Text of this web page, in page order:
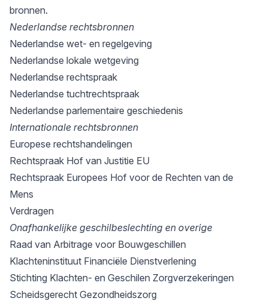
bronnen.
Nederlandse rechtsbronnen
Nederlandse wet- en regelgeving
Nederlandse lokale wetgeving
Nederlandse rechtspraak
Nederlandse tuchtrechtspraak
Nederlandse parlementaire geschiedenis
Internationale rechtsbronnen
Europese rechtshandelingen
Rechtspraak Hof van Justitie EU
Rechtspraak Europees Hof voor de Rechten van de
Mens
Verdragen
Onafhankelijke geschilbeslechting en overige
Raad van Arbitrage voor Bouwgeschillen
Klachteninstituut Financiële Dienstverlening
Stichting Klachten- en Geschilen Zorgverzekeringen
Scheidsgerecht Gezondheidszorg